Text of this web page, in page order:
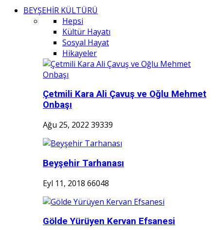
BEYŞEHİR KÜLTÜRÜ
Hepsi
Kültür Hayatı
Sosyal Hayat
Hikayeler
Çetmili Kara Ali Çavuş ve Oğlu Mehmet
Onbaşı
Ağu 25, 2022 39339
Beyşehir Tarhanası
Eyl 11, 2018 66048
Gölde Yürüyen Kervan Efsanesi